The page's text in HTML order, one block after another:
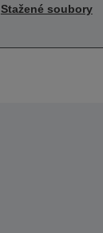
Stažené soubory